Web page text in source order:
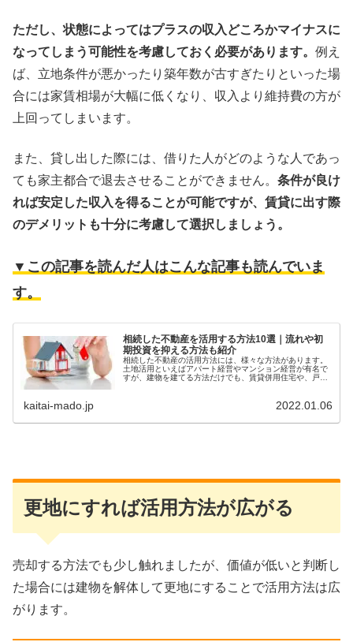
ただし、状態によってはプラスの収入どころかマイナスに
なってしまう可能性を考慮しておく必要があります。 例え
ば、立地条件が悪かったり築年数が古すぎたりといった場
合には家賃相場が大幅に低くなり、収入より維持費の方が
上回ってしまいます。
また、貸し出した際には、借りた人がどのような人であっ
ても家主都合で退去させることができません。 条件が良け
れば安定した収入を得ることが可能ですが、賃貸に出す際
のデメリットも十分に考慮して選択しましょう。
▼この記事を読んだ人はこんな記事も読んでいま
す。
相続した不動産を活用する方法10選｜流れや初
期投資を抑える方法も紹介
相続した不動産の活用方法には、様々な方法があります。
土地活用といえばアパート経営やマンション経営が有名で
すが、建物を建てる方法だけでも、賃貸併用住宅や、戸建
kaitai-mado.jp 2022.01.06
更地にすれば活用方法が広がる
売却する方法でも少し触れましたが、価値が低いと判断し
た場合には建物を解体して更地にすることで活用方法は広
がります。